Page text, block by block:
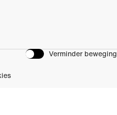
Verminder beweging